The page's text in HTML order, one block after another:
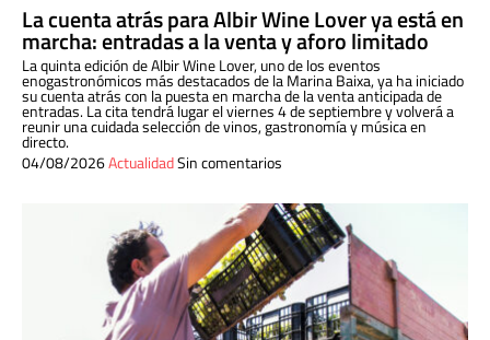
La cuenta atrás para Albir Wine Lover ya está en
marcha: entradas a la venta y aforo limitado
La quinta edición de Albir Wine Lover, uno de los eventos
enogastronómicos más destacados de la Marina Baixa, ya ha iniciado
su cuenta atrás con la puesta en marcha de la venta anticipada de
entradas. La cita tendrá lugar el viernes 4 de septiembre y volverá a
reunir una cuidada selección de vinos, gastronomía y música en
directo.
04/08/2026ActualidadSin comentarios